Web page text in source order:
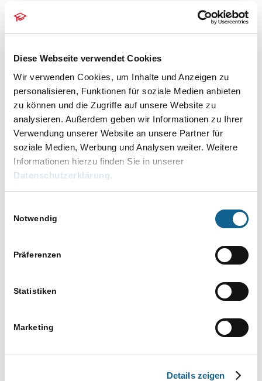
Diese Webseite verwendet Cookies
Wir verwenden Cookies, um Inhalte und Anzeigen zu
personalisieren, Funktionen für soziale Medien anbieten
zu können und die Zugriffe auf unsere Website zu
analysieren. Außerdem geben wir Informationen zu Ihrer
Verwendung unserer Website an unsere Partner für
soziale Medien, Werbung und Analysen weiter. Weitere
Informationen hierzu finden Sie in unserer
Datenschutzerklärung.
Impressum
Notwendig
Präferenzen
Statistiken
Marketing
Details zeigen
AKTUELLEPATCHES
Weitere Informationen
19.01.2022 / VON M.BUCHLOH
12.01.2022 – VERSION 2022.1
AKTUELLEPATCHES
AKTUELLEPATCHES